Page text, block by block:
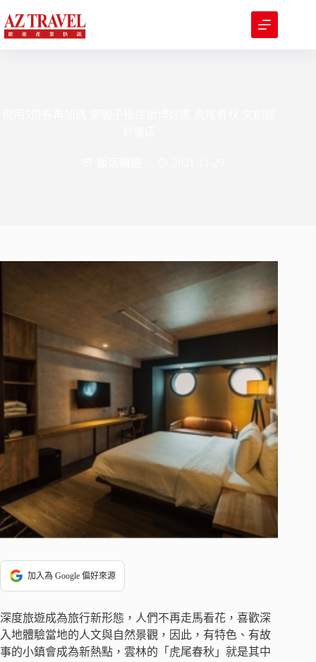
至
主
加入為 Google 偏好來源
深度旅遊成為旅行新形態，人們不再走馬看花，喜歡深
入地體驗當地的人文與自然景觀，因此，有特色、有故
事的小鎮會成為新熱點，雲林的「虎尾春秋」就是其中